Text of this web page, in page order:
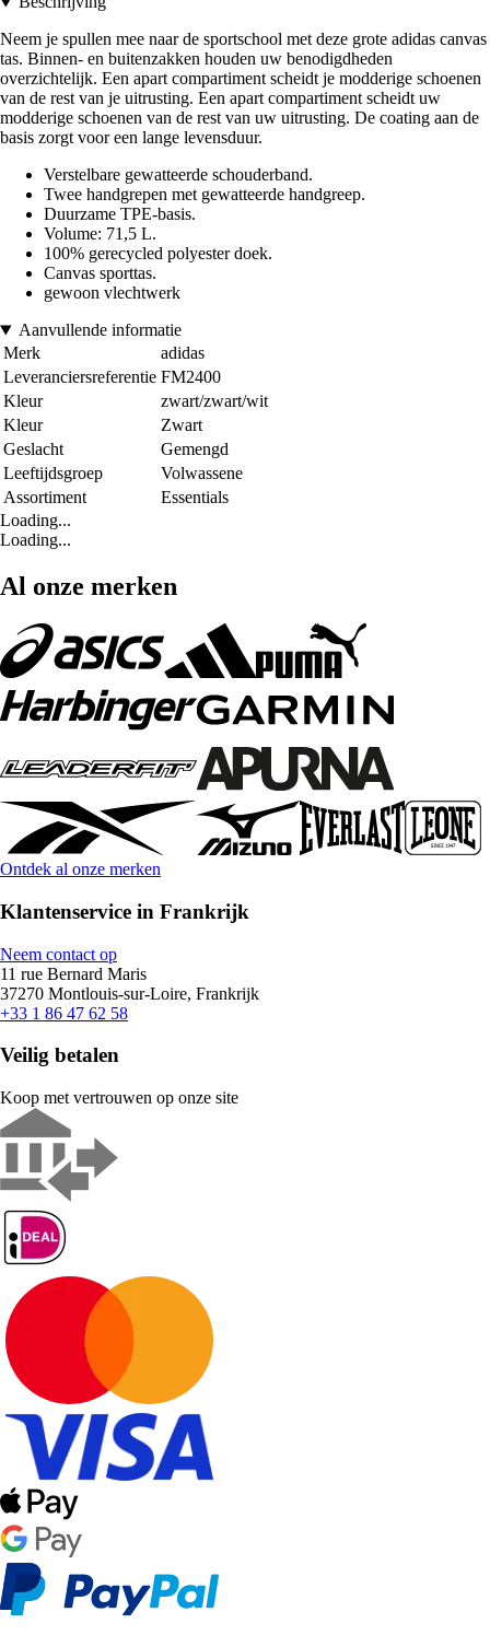
Neem je spullen mee naar de sportschool met deze grote adidas canvas
tas. Binnen- en buitenzakken houden uw benodigdheden
overzichtelijk. Een apart compartiment scheidt je modderige schoenen
van de rest van je uitrusting. Een apart compartiment scheidt uw
modderige schoenen van de rest van uw uitrusting. De coating aan de
basis zorgt voor een lange levensduur.
Verstelbare gewatteerde schouderband.
Twee handgrepen met gewatteerde handgreep.
Duurzame TPE-basis.
Volume: 71,5 L.
100% gerecycled polyester doek.
Canvas sporttas.
gewoon vlechtwerk
Aanvullende informatie
Merk
adidas
Leveranciersreferentie FM2400
Kleur
zwart/zwart/wit
Kleur
Zwart
Geslacht
Gemengd
Leeftijdsgroep
Volwassene
Assortiment
Essentials
Loading...
Loading...
Al onze merken
Ontdek al onze merken
Klantenservice in Frankrijk
Neem contact op
11 rue Bernard Maris
37270 Montlouis-sur-Loire, Frankrijk
+33 1 86 47 62 58
Veilig betalen
Koop met vertrouwen op onze site